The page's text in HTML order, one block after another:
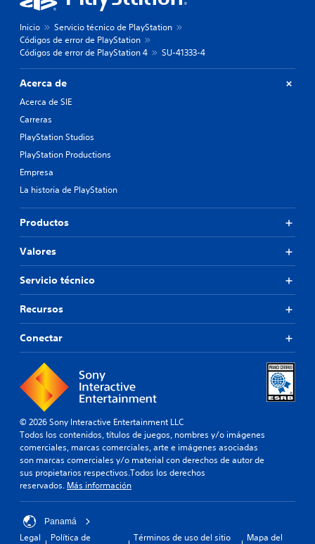
Inicio
Servicio técnico de PlayStation
Códigos de error de PlayStation
Códigos de error de PlayStation 4
SU-41333-4
Acerca de
Acerca de SIE
Carreras
PlayStation Studios
PlayStation Productions
Empresa
La historia de PlayStation
Productos
Valores
Servicio técnico
Recursos
Conectar
© 2026 Sony Interactive Entertainment LLC
Todos los contenidos, títulos de juegos, nombres y/o imágenes
comerciales, marcas comerciales, arte e imágenes asociadas
son marcas comerciales y/o material con derechos de autor de
sus propietarios respectivos.Todos los derechos
reservados. Más información
Panamá
Legal Política de Términos de uso del sitio Mapa del